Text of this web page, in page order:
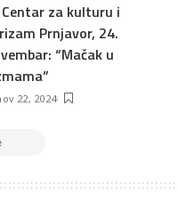
Centar za kulturu i
Prnjavor, 24.
“Mačak u
22, 2024